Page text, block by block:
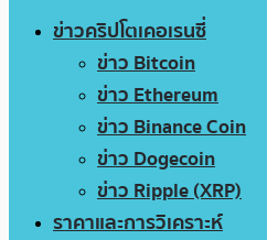
ข่าวคริปโตเคอเรนซี่
ข่าว Bitcoin
ข่าว Ethereum
ข่าว Binance Coin
ข่าว Dogecoin
ข่าว Ripple (XRP)
ราคาและการวิเคราะห์